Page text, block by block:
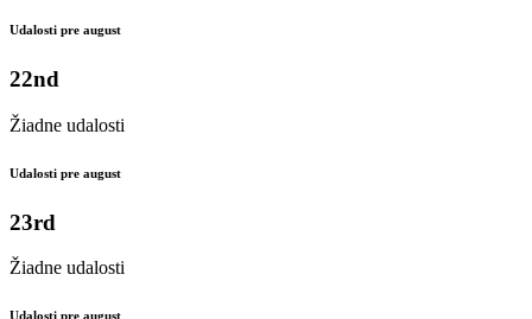
Udalosti pre august
22nd
Žiadne udalosti
Udalosti pre august
23rd
Žiadne udalosti
Udalosti pre august